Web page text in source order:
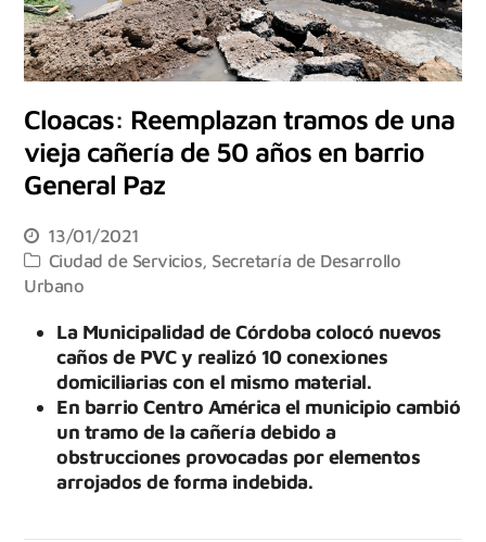
Cloacas: Reemplazan tramos de una
vieja cañería de 50 años en barrio
General Paz
13/01/2021
Ciudad de Servicios Secretaría de Desarrollo
Urbano
La Municipalidad de Córdoba colocó nuevos
caños de PVC y realizó 10 conexiones
domiciliarias con el mismo material.
En barrio Centro América el municipio cambió
un tramo de la cañería debido a
obstrucciones provocadas por elementos
arrojados de forma indebida.